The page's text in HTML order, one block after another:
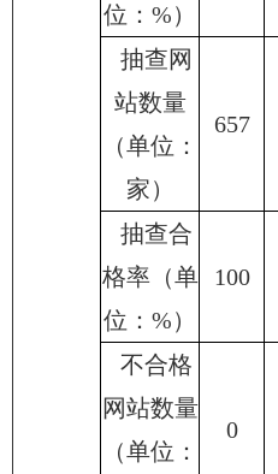
位：%）
抽查网
站数量
（单位：
家）
657
抽查合
格率（单
位：%）
100
不合格
网站数量
（单位：
0